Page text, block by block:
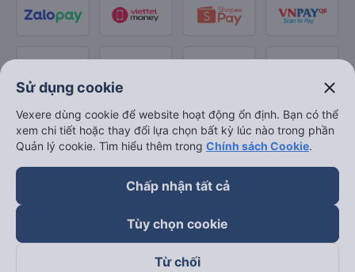
Sử dụng cookie close
Vexere dùng cookie để website hoạt động ổn định. Bạn có thể
xem chi tiết hoặc thay đổi lựa chọn bất kỳ lúc nào trong phần
Quản lý cookie. Tìm hiểu thêm trong Chính sách Cookie.
Chấp nhận tất cả
Tùy chọn cookie
Từ chối